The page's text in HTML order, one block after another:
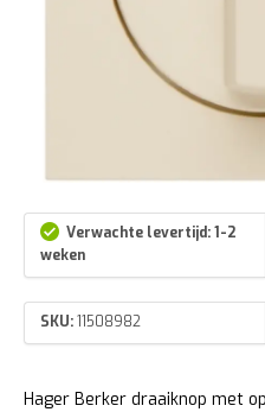
Verwachte levertijd: 1-2
weken
SKU:11508982
Hager Berker draaiknop met